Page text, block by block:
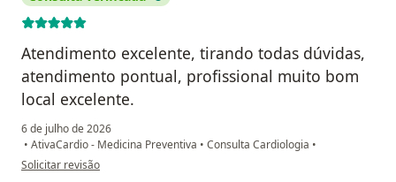
Atendimento excelente, tirando todas dúvidas,
atendimento pontual, profissional muito bom
local excelente.
6 de julho de 2026
• AtivaCardio - Medicina Preventiva • Consulta Cardiologia •
na opinião do utilizador Reginaldo Adriano Rodrigues
Solicitar revisão